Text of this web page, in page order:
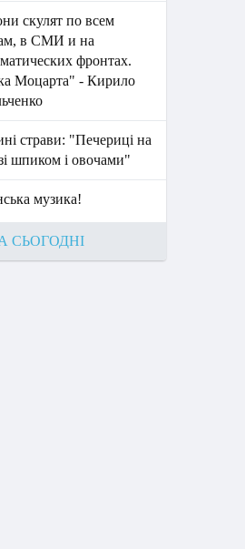
скулят по всем
в СМИ и на
фронтах.
Моцарта" - Кирило
страви: "Печериці на
шпиком і овочами"
музика!
СЬОГОДНІ